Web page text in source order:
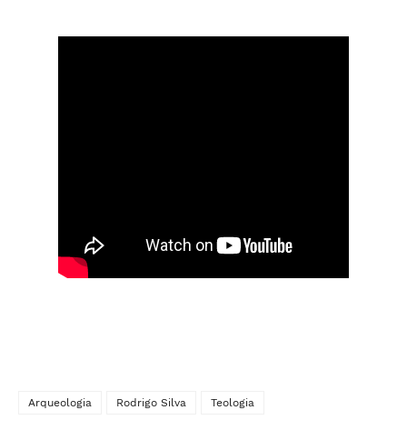
Arqueologia Rodrigo Silva Teologia